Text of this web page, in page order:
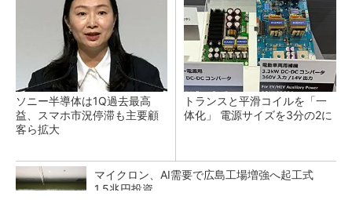
ソニー半導体は1Q過去最高
益、スマホ市況停滞も主要顧
客ら拡大
トランスと平滑コイルを「一
体化」 電源サイズを3分の2に
マイクロン、AI需要で広島工場増強へ起工式
1.5兆円投資